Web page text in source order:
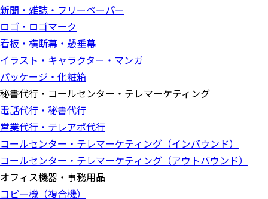
新聞・雑誌・フリーペーパー
ロゴ・ロゴマーク
看板・横断幕・懸垂幕
イラスト・キャラクター・マンガ
パッケージ・化粧箱
秘書代行・コールセンター・テレマーケティング
電話代行・秘書代行
営業代行・テレアポ代行
コールセンター・テレマーケティング（インバウンド）
コールセンター・テレマーケティング（アウトバウンド）
オフィス機器・事務用品
コピー機（複合機）